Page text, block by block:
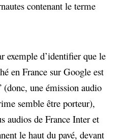
exemple d’identifier que le
en France sur Google est
(donc, une émission audio
semble être porteur),
audios de France Inter et
le haut du pavé, devant